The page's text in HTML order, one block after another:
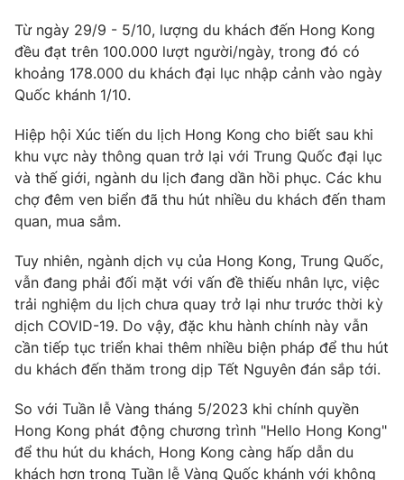
Phim VTV
Hậu trường
Nhân vật
Khán giả
Giải sao mai
Giải trí
Điện ảnh
Sao
Đời sống
Du lịch
Làm đẹp
Chất lượng cuộc sống
Giáo dục
Tuyển sinh
Học trực tuyến
Công nghệ
Hitech Công nghệ tương lai
Sản phẩm
Thị trường
Tư vấn
Lịch phát sóng
Chuyên mục khác
Emagazine Podcast
Photo Infographic
Từ ngày 29/9 - 5/10, lượng du khách đến Hong Kong
đều đạt trên 100.000 lượt người/ngày, trong đó có
khoảng 178.000 du khách đại lục nhập cảnh vào ngày
Quốc khánh 1/10.
Hiệp hội Xúc tiến du lịch Hong Kong cho biết sau khi
khu vực này thông quan trở lại với Trung Quốc đại lục
và thế giới, ngành du lịch đang dần hồi phục. Các khu
chợ đêm ven biển đã thu hút nhiều du khách đến tham
quan, mua sắm.
Tuy nhiên, ngành dịch vụ của Hong Kong, Trung Quốc,
vẫn đang phải đối mặt với vấn đề thiếu nhân lực, việc
trải nghiệm du lịch chưa quay trở lại như trước thời kỳ
dịch COVID-19. Do vậy, đặc khu hành chính này vẫn
cần tiếp tục triển khai thêm nhiều biện pháp để thu hút
du khách đến thăm trong dịp Tết Nguyên đán sắp tới.
So với Tuần lễ Vàng tháng 5/2023 khi chính quyền
Hong Kong phát động chương trình "Hello Hong Kong"
để thu hút du khách, Hong Kong càng hấp dẫn du
khách hơn trong Tuần lễ Vàng Quốc khánh với không